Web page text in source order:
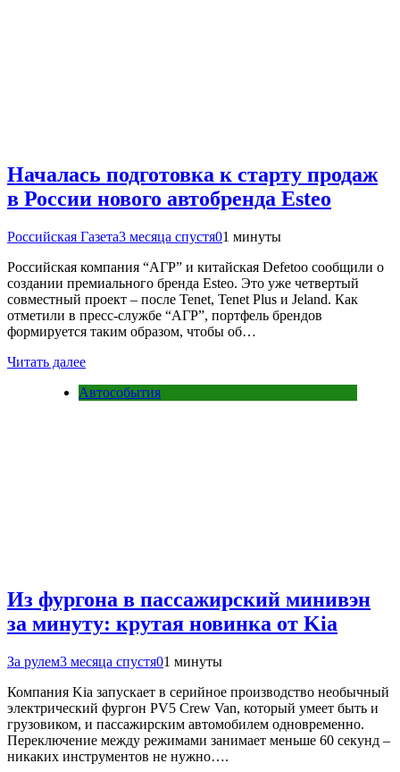
Началась подготовка к старту продаж
в России нового автобренда Esteo
Российская Газета3 месяца спустя01 минуты
Российская компания “АГР” и китайская Defetoo сообщили о
создании премиального бренда Esteo. Это уже четвертый
совместный проект – после Tenet, Tenet Plus и Jeland. Как
отметили в пресс-службе “АГР”, портфель брендов
формируется таким образом, чтобы об…
Читать далее
Автособытия
Из фургона в пассажирский минивэн
за минуту: крутая новинка от Kia
За рулем3 месяца спустя01 минуты
Компания Kia запускает в серийное производство необычный
электрический фургон PV5 Crew Van, который умеет быть и
грузовиком, и пассажирским автомобилем одновременно.
Переключение между режимами занимает меньше 60 секунд –
никаких инструментов не нужно….